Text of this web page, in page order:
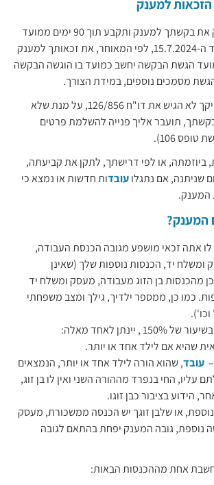
רשות המסים תבדוק את בקשתך למענק ותקבע תוך 90 ימים ממועד
הגשת הבקשה, או עד ה-15.7.2024, לפי המאוחר, את זכאותך למענק
הגשת הבקשה יחשב כמועד בו הוגשה הבקשה
מסמכים נוספים, במידת הצורך.
אם אתה שכיר ומעסיקך לא הגיש את דו"ח 126/856, על מנת שלא
תועבר אליך פנייה להשלמת פרטים
106).
או לפי דרישתך, לתקן את קביעתה,
שניתנה, אם נתגלועובדות חדשות או נמצא כי
אתה זכאי מושפע מגובה הכנסת העבודה,
יד, הכנסות נוספות שלך (שאינן
מהכנסות בן הזוג מעבודה, מעסק ומשלח יד
כמו כן, ממספר ילדיך, גילך ומצב משפחתי
יינתן לאחד מאלה:
שהיא אם לילד אחד או יותר.
עובד, שהוא הורה לילד אחד או יותר, הנמצאים
עליו, החי בנפרד מההורה השני ואין לו בן זוג,
הידוע בציבור כבן זוגו.
או שלבן זוגך יש הכנסה ממשכורת, מעסק
נוספת, גובה המענק יפחת בהתאם לגובה
אחת מההכנסות הבאות: